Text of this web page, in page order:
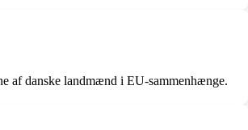
af danske landmænd i EU-sammenhænge.